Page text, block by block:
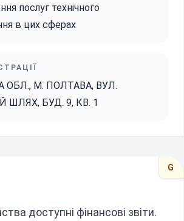
послуг технічного
в цих сферах
ОБЛ., М. ПОЛТАВА, ВУЛ.
ШЛЯХ, БУД. 9, КВ. 1
G
доступні фінансові звіти.